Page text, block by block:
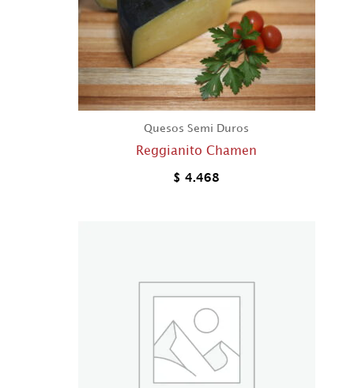
Quesos Semi Duros
Reggianito Chamen
$ 4.468